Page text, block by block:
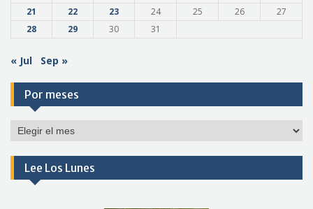
21 22 23 24 25 26
27
28
29 30 31
« Jul Sep »
Por meses
Por
Lee Los Lunes